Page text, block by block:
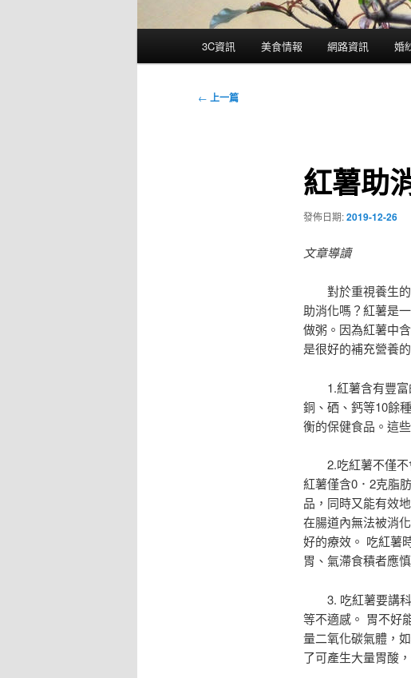
3C資訊 美食情報 網路資訊 婚
文
← 上一篇
紅薯助
發佈日期:2019-12-26
文章導讀
對於重視養生
助消化嗎？紅薯是
做粥。因為紅薯中
是很好的補充營養
1.紅薯含有豐
銅、硒、鈣等10餘
衡的保健食品。這
2.吃紅薯不僅
紅薯僅含0．2克脂
品，同時又能有效
在腸道內無法被消
好的療效。 吃紅薯
胃、氣滯食積者應
3. 吃紅薯要講
等不適感。 胃不好
量二氧化碳氣體，
了可產生大量胃酸